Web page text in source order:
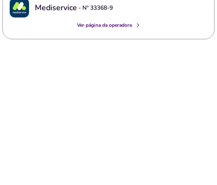
Mediservice - Nº33368-9
Ver página da operadora